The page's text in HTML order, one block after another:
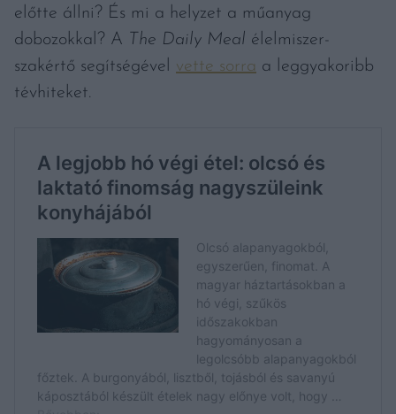
előtte állni? És mi a helyzet a műanyag
dobozokkal? A The Daily Meal élelmiszer-
szakértő segítségével vette sorra a leggyakoribb
tévhiteket.